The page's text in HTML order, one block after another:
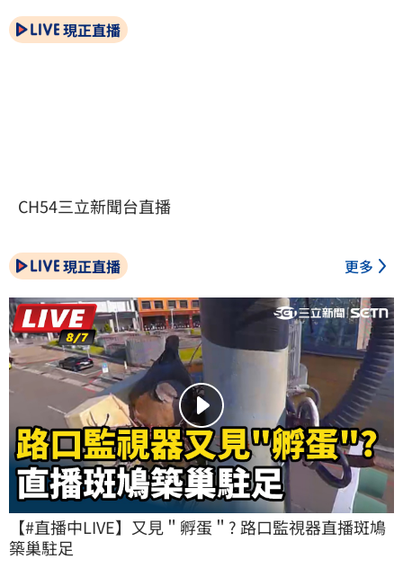
現正直播
CH54三立新聞台直播
現正直播 更多
【#直播中LIVE】又見＂孵蛋＂? 路口監視器直播斑鳩
築巢駐足